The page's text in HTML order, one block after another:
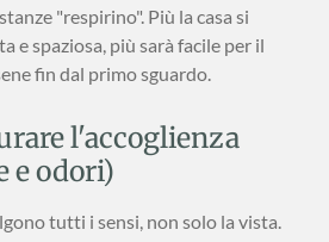
"respirino". Più la casa si
e spaziosa, più sarà facile per il
fin dal primo sguardo.
l'accoglienza
e odori)
tutti i sensi, non solo la vista.